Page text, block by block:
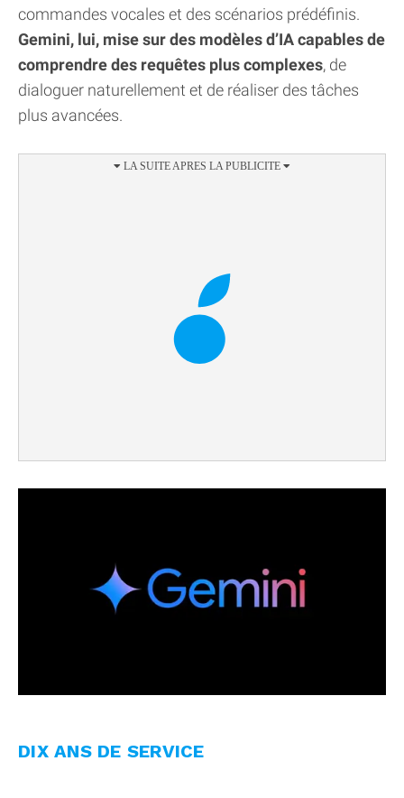
commandes vocales et des scénarios prédéfinis.
Gemini, lui, mise sur des modèles d’IA capables de
comprendre des requêtes plus complexes, de
dialoguer naturellement et de réaliser des tâches
plus avancées.
DIX ANS DE SERVICE